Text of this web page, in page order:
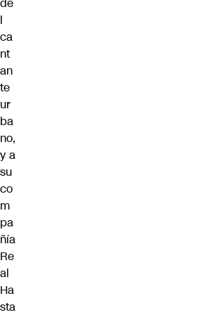
de
l
ca
nt
an
te
ur
ba
no,
y a
su
co
m
pa
ñía
Re
al
Ha
sta